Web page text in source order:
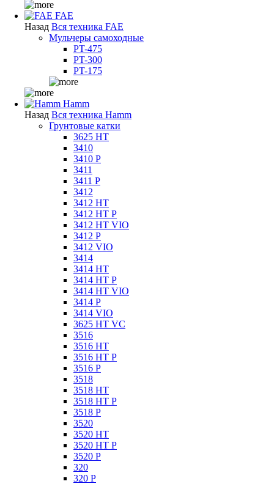
FAE
Назад Вся техника FAE
Мульчеры самоходные
PT-475
PT-300
PT-175
Hamm
Назад Вся техника Hamm
Грунтовые катки
3625 HT
3410
3410 P
3411
3411 P
3412
3412 HT
3412 HT P
3412 HT VIO
3412 P
3412 VIO
3414
3414 HT
3414 HT P
3414 HT VIO
3414 P
3414 VIO
3625 HT VC
3516
3516 HT
3516 HT P
3516 P
3518
3518 HT
3518 HT P
3518 P
3520
3520 HT
3520 HT P
3520 P
320
320 P